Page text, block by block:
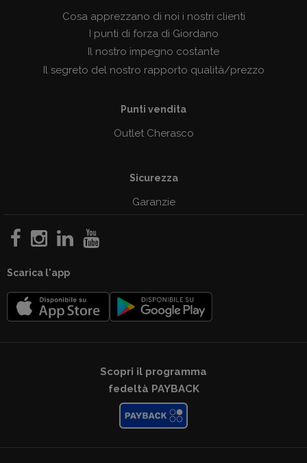
Cosa apprezzano di noi i nostri clienti
I punti di forza di Giordano
Il nostro impegno costante
Il segreto del nostro rapporto qualità/prezzo
Punti vendita
Outlet Cherasco
Sicurezza
Garanzie
Scarica l'app
Scopri il programma
fedeltà PAYBACK